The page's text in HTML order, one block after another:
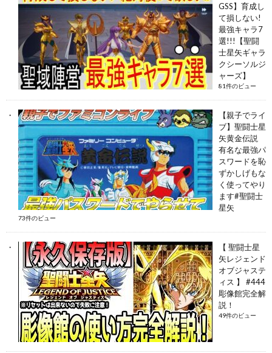
GSS】育成し
て損しない!
最強キャラ7
選!!!【聖闘
士星矢ギャラ
クシーソルジ
ャーズ】
81件のビュー
【親子でライ
ブ】聖闘士星
矢黄金伝説
有名な最強パ
スワードを恥
ずかしげもな
く使ってやり
ます#聖闘士
星矢
73件のビュー
【 聖闘士星
矢レジェンド
オブジャステ
ィス 】 #444
彫像館完全解
説！
49件のビュー